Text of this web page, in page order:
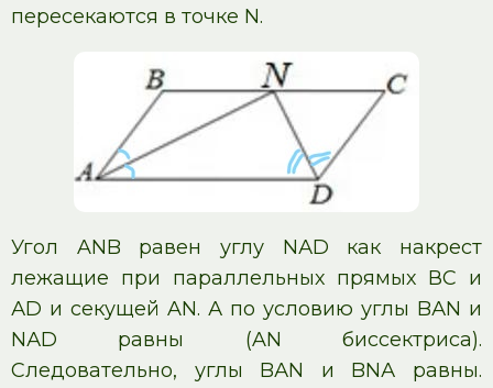
пересекаются в точке N.
Угол ANB равен углу NАD как накрест
лежащие при параллельных прямых ВС и
АD и секущей AN. А по условию углы BАN и
NАD равны (AN биссектриса).
Следовательно, углы BАN и BNА равны.